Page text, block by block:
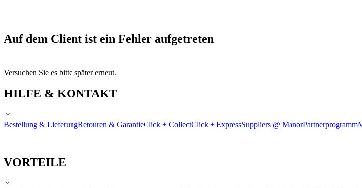
Auf dem Client ist ein Fehler aufgetreten
Versuchen Sie es bitte später erneut.
HILFE & KONTAKT
Bestellung & LieferungRetouren & GarantieClick + CollectClick + ExpressSuppliers @ ManorPartnerprogramm
VORTEILE